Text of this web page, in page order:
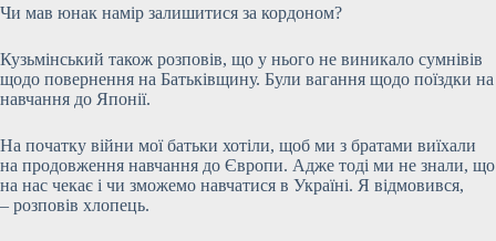
Чи мав юнак намір залишитися за кордоном?
Кузьмінський також розповів, що у нього не виникало сумнівів
щодо повернення на Батьківщину. Були вагання щодо поїздки на
навчання до Японії.
На початку війни мої батьки хотіли, щоб ми з братами виїхали
на продовження навчання до Європи. Адже тоді ми не знали, що
на нас чекає і чи зможемо навчатися в Україні. Я відмовився,
– розповів хлопець.